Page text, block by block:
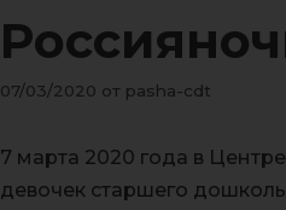
07/03/2020 от pasha-cdt
7 марта 2020 года в
девочек старшего